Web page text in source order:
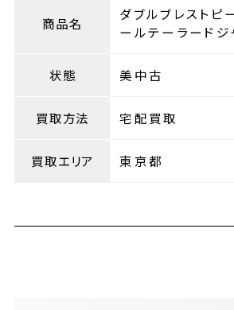
商品名
ダブルブレストピ
ールテーラードジ
状態 美中古
買取方法 宅配買取
買取エリア 東京都